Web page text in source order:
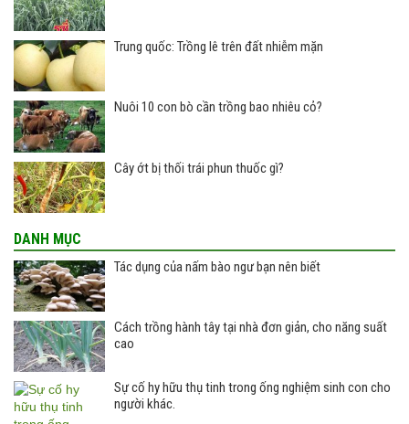
Trung quốc: Trồng lê trên đất nhiễm mặn
Nuôi 10 con bò cần trồng bao nhiêu cỏ?
Cây ớt bị thối trái phun thuốc gì?
DANH MỤC
Tác dụng của nấm bào ngư bạn nên biết
Cách trồng hành tây tại nhà đơn giản, cho năng suất
cao
Sự cố hy hữu thụ tinh trong ống nghiệm sinh con cho
người khác.